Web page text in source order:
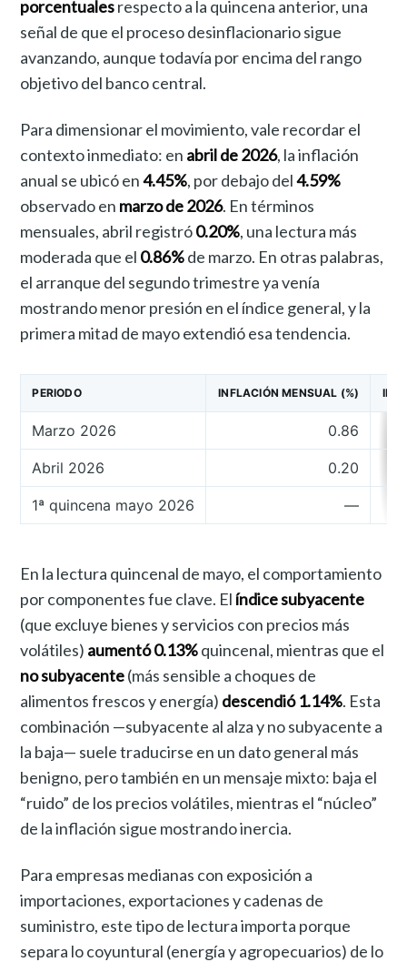
porcentualesrespecto a la quincena anterior, una
señal de que el proceso desinflacionario sigue
avanzando, aunque todavía por encima del rango
objetivo del banco central.
Para dimensionar el movimiento, vale recordar el
contexto inmediato: en abril de 2026, la inflación
anual se ubicó en4.45%, por debajo del4.59%
observado en marzo de 2026. En términos
mensuales, abril registró0.20%, una lectura más
moderada que el 0.86%de marzo. En otras palabras,
el arranque del segundo trimestre ya venía
mostrando menor presión en el índice general, y la
primera mitad de mayo extendió esa tendencia.
PERIODO INFLACIÓN MENSUAL (%)
Marzo 2026 0.86
Abril 2026 0.20
1ª quincena mayo 2026 —
En la lectura quincenal de mayo, el comportamiento
por componentes fue clave. Elíndice subyacente
(que excluye bienes y servicios con precios más
volátiles) aumentó 0.13%quincenal, mientras que el
no subyacente(más sensible a choques de
alimentos frescos y energía) descendió 1.14%. Esta
combinación —subyacente al alza y no subyacente a
la baja— suele traducirse en un dato general más
benigno, pero también en un mensaje mixto: baja el
“ruido” de los precios volátiles, mientras el “núcleo”
de la inflación sigue mostrando inercia.
Para empresas medianas con exposición a
importaciones, exportaciones y cadenas de
suministro, este tipo de lectura importa porque
separa lo coyuntural (energía y agropecuarios) de lo